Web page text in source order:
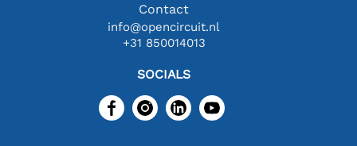
Contact
info@opencircuit.nl
+31 850014013
SOCIALS